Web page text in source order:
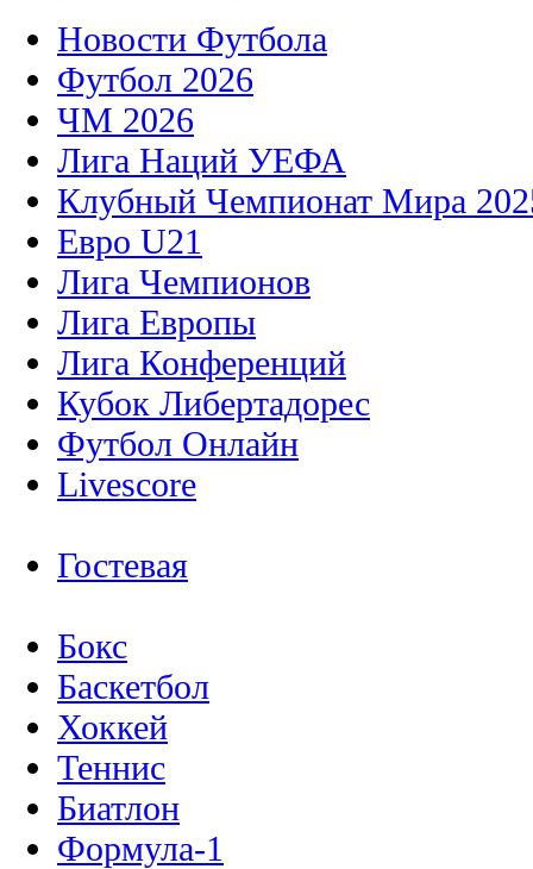
Новости Футбола
Футбол 2026
ЧМ 2026
Лига Наций УЕФА
Клубный Чемпионат Мира
Евро U21
Лига Чемпионов
Лига Европы
Лига Конференций
Кубок Либертадорес
Футбол Онлайн
Livescore
Гостевая
Бокс
Баскетбол
Хоккей
Теннис
Биатлон
Формула-1